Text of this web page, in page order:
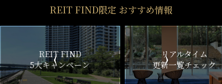
REIT FIND限定 おすすめ情報
ン
リアルタイム
更新一覧チェック
新